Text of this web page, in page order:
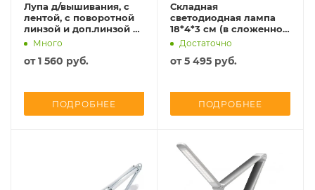
Лупа д/вышивания, с
лентой, с поворотной
линзой и доп.линзой с
8-ми кратным
Prym,611731
Много
от1 560 руб.
ПОДРОБНЕЕ
Складная
светодиодная лампа
18*4*3 cм (в сложенном
состоянии), Prym,
610719
Достаточно
от5 495 руб.
ПОДРОБНЕЕ